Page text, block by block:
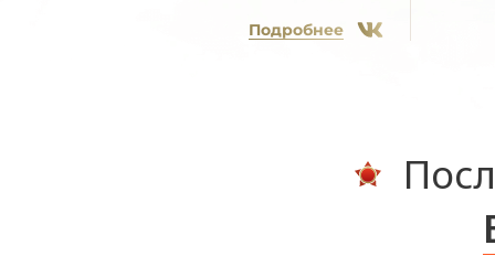
Подробнее